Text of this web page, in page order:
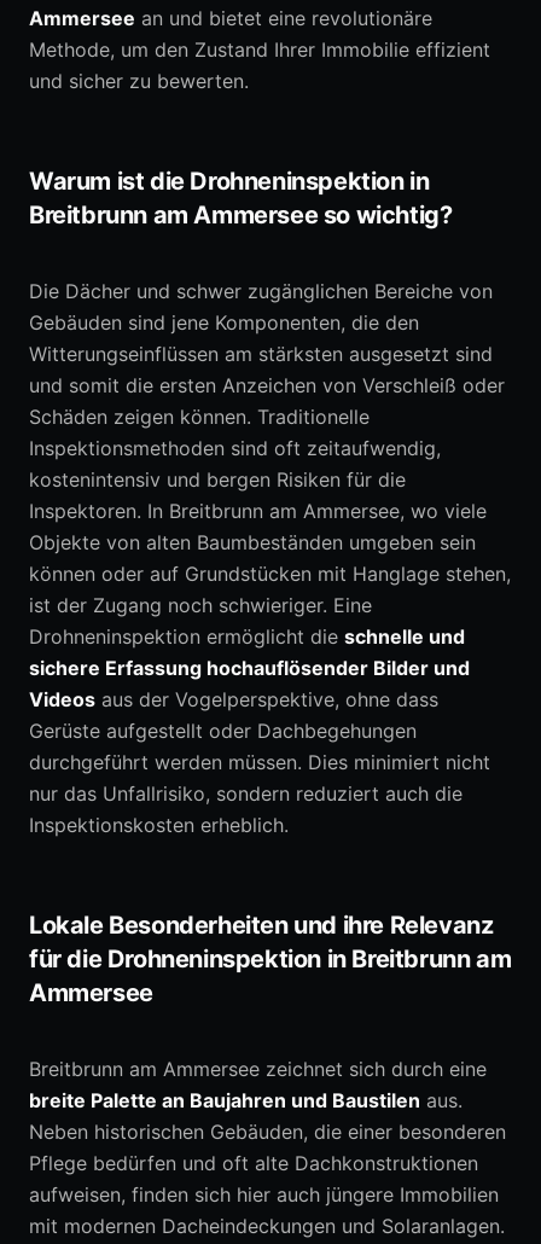
Ammersee an und bietet eine revolutionäre
Methode, um den Zustand Ihrer Immobilie effizient
und sicher zu bewerten.
Warum ist die Drohneninspektion in
Breitbrunn am Ammersee so wichtig?
Die Dächer und schwer zugänglichen Bereiche von
Gebäuden sind jene Komponenten, die den
Witterungseinflüssen am stärksten ausgesetzt sind
und somit die ersten Anzeichen von Verschleiß oder
Schäden zeigen können. Traditionelle
Inspektionsmethoden sind oft zeitaufwendig,
kostenintensiv und bergen Risiken für die
Inspektoren. In Breitbrunn am Ammersee, wo viele
Objekte von alten Baumbeständen umgeben sein
können oder auf Grundstücken mit Hanglage stehen,
ist der Zugang noch schwieriger. Eine
Drohneninspektion ermöglicht die schnelle und
sichere Erfassung hochauflösender Bilder und
Videos aus der Vogelperspektive, ohne dass
Gerüste aufgestellt oder Dachbegehungen
durchgeführt werden müssen. Dies minimiert nicht
nur das Unfallrisiko, sondern reduziert auch die
Inspektionskosten erheblich.
Lokale Besonderheiten und ihre Relevanz
für die Drohneninspektion in Breitbrunn am
Ammersee
Breitbrunn am Ammersee zeichnet sich durch eine
breite Palette an Baujahren und Baustilen aus.
Neben historischen Gebäuden, die einer besonderen
Pflege bedürfen und oft alte Dachkonstruktionen
aufweisen, finden sich hier auch jüngere Immobilien
mit modernen Dacheindeckungen und Solaranlagen.